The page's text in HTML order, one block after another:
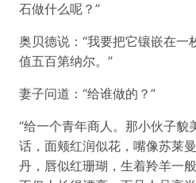
石做什么呢？”
奥贝德说：“我要把它镶嵌在一
值五百第纳尔。”
妻子问道：“给谁做的？”
“给一个青年商人。那小伙子貌
话，面颊红润似花，嘴像苏莱
丹，唇似红珊瑚，生着羚羊一